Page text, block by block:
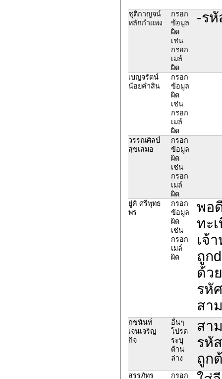
ชุติกาญจน์
หลักกำแพง
กรอก
ข้อมูล
ผิด
เช่น
กรอก
เมล์
ผิด
-รหั
เบญจรัตน์
น้อยคำสิน
กรอก
ข้อมูล
ผิด
เช่น
กรอก
เมล์
ผิด
วรรณศิลป์
สุขเสมอ
กรอก
ข้อมูล
ผิด
เช่น
กรอก
เมล์
ผิด
ยู่คิ ศรีพุทธ
พร
กรอก
ข้อมูล
ผิด
เช่น
กรอก
เมล์
ผิด
พอ
ทะ
เจ้
ถูก
ด้ว
รหั
สา
กชนันท์
เจนเจริญ
กิจ
อื่นๆ
โปรด
ระบุ
ด้าน
ล่าง
สา
รหั
ถูก
สรรภัทร กรอก